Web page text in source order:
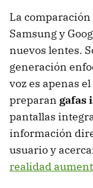
La
Samsung y
nuevos lentes.
generación
voz es apenas
preparan gafas
pantallas
información
usuario y
realidad